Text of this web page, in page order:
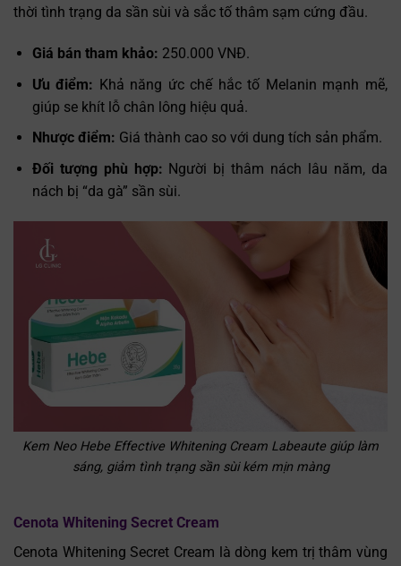
thời tình trạng da sần sùi và sắc tố thâm sạm cứng đầu.
Giá bán tham khảo: 250.000 VNĐ.
Ưu điểm: Khả năng ức chế hắc tố Melanin mạnh mẽ,
giúp se khít lỗ chân lông hiệu quả.
Nhược điểm: Giá thành cao so với dung tích sản phẩm.
Đối tượng phù hợp: Người bị thâm nách lâu năm, da
nách bị “da gà” sần sùi.
Kem Neo Hebe Effective Whitening Cream Labeaute giúp làm
sáng, giảm tình trạng sần sùi kém mịn màng
Cenota Whitening Secret Cream
Cenota Whitening Secret Cream là dòng kem trị thâm vùng